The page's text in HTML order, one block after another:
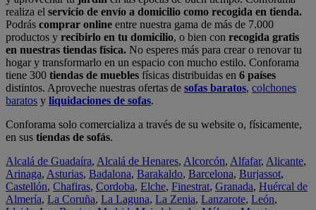
realiza el servicio de envío a domicilio como recogida en tienda.
Podrás comprar online entre nuestra gama de más de 7.000
productos y recibirlo en tu domicilio, o bien con recogida gratis
en nuestras tiendas física. No esperes más para crear o renovar tu
hogar y transformarlo en un espacio con mucho estilo. Conforama
tiene 300 tiendas de muebles físicas distribuidas en 6 países
distintos. Aproveche nuestras ofertas de sofas baratos, colchones
baratos y liquidaciones de sofas.
Conforama solo comercializa a través de su website o, físicamente,
en sus tiendas de sofás.
Alcalá de Guadaíra, Alcalá de Henares, Alcorcón, Alfafar, Alicante,
Arinaga, Asturias, Badalona, Barakaldo, Barcelona, Burjassot,
Castellón, Chafiras, Cordoba, Elche, Finestrat, Granada, Huércal de
Almería, La Coruña, La Laguna, La Zenia, Lanzarote, León,